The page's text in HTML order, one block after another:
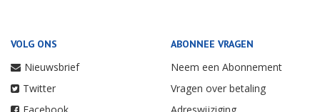
VOLG ONS
Nieuwsbrief
Twitter
ABONNEE VRAGEN
Neem een Abonnement
Vragen over betaling